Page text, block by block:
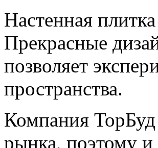
Настенная
Прекрасные
позволяет
пространства.
Компания
рынка, поэтому и